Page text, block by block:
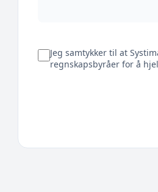
Jeg samtykker til at
regnskapsbyråer for å